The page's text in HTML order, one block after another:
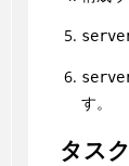
す。
タス